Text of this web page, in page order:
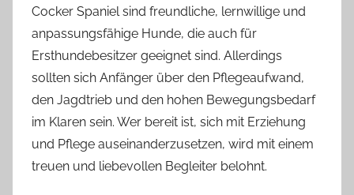
Cocker Spaniel sind freundliche, lernwillige und
anpassungsfähige Hunde, die auch für
Ersthundebesitzer geeignet sind. Allerdings
sollten sich Anfänger über den Pflegeaufwand,
den Jagdtrieb und den hohen Bewegungsbedarf
im Klaren sein. Wer bereit ist, sich mit Erziehung
und Pflege auseinanderzusetzen, wird mit einem
treuen und liebevollen Begleiter belohnt.